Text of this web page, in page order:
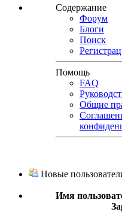
Содержание
Форум
Блоги
Поиск
Помощь
FAQ
Общие
Новые
Имя